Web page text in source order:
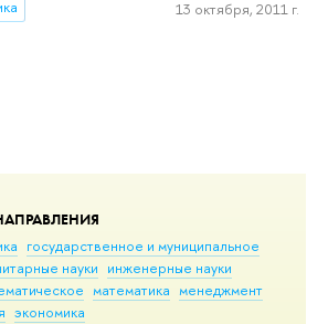
государственное и муниципальное
науки инженерные науки
математика менеджмент
экономика
13 октября, 2011 г.